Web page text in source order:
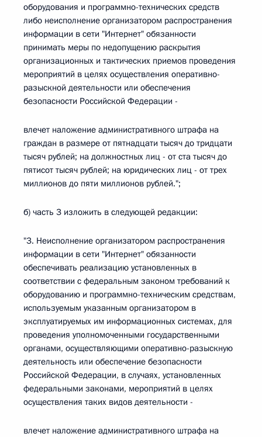
оборудования и программно-технических средств
либо неисполнение организатором распространения
информации в сети "Интернет" обязанности
принимать меры по недопущению раскрытия
организационных и тактических приемов проведения
мероприятий в целях осуществления оперативно-
разыскной деятельности или обеспечения
безопасности Российской Федерации -
влечет наложение административного штрафа на
граждан в размере от пятнадцати тысяч до тридцати
тысяч рублей; на должностных лиц - от ста тысяч до
пятисот тысяч рублей; на юридических лиц - от трех
миллионов до пяти миллионов рублей.";
б) часть 3 изложить в следующей редакции:
"3. Неисполнение организатором распространения
информации в сети "Интернет" обязанности
обеспечивать реализацию установленных в
соответствии с федеральным законом требований к
оборудованию и программно-техническим средствам,
используемым указанным организатором в
эксплуатируемых им информационных системах, для
проведения уполномоченными государственными
органами, осуществляющими оперативно-разыскную
деятельность или обеспечение безопасности
Российской Федерации, в случаях, установленных
федеральными законами, мероприятий в целях
осуществления таких видов деятельности -
влечет наложение административного штрафа на